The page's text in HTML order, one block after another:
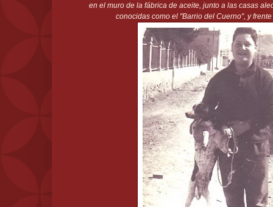
en el muro de la fábrica de aceite, junto a las casas
conocidas como el "Barrio del Cuerno", y